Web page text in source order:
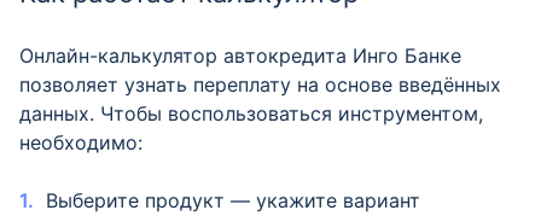
Онлайн-калькулятор автокредита Инго Банке
позволяет узнать переплату на основе введённых
данных. Чтобы воспользоваться инструментом,
необходимо:
Выберите продукт — укажите вариант